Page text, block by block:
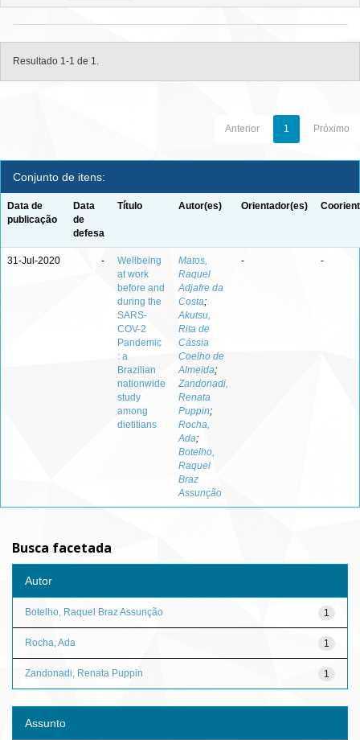
Resultado 1-1 de 1.
Anterior 1 Próximo
Conjunto de itens:
Data de
publicação
Data
de
defesa
Título Autor(es) Orientador(es)
31-Jul-2020 -
Wellbeing
at work
before and
during the
SARS-
COV-2
Pandemic
: a
Brazilian
nationwide
study
among
dietitians
Matos,
Raquel
Adjafre da
Costa;
Akutsu,
Rita de
Cássia
Coelho de
Almeida;
Zandonadi,
Renata
Puppin;
Rocha,
Ada;
Botelho,
Raquel
Braz
Assunção
- -
Busca facetada
Autor
1
Botelho, Raquel Braz Assunção
1
Rocha, Ada
1
Zandonadi, Renata Puppin
Assunto